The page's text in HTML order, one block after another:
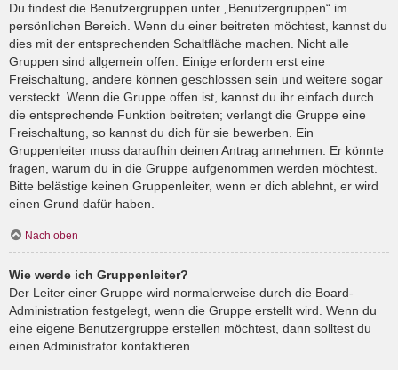
Du findest die Benutzergruppen unter „Benutzergruppen“ im
persönlichen Bereich. Wenn du einer beitreten möchtest, kannst du
dies mit der entsprechenden Schaltfläche machen. Nicht alle
Gruppen sind allgemein offen. Einige erfordern erst eine
Freischaltung, andere können geschlossen sein und weitere sogar
versteckt. Wenn die Gruppe offen ist, kannst du ihr einfach durch
die entsprechende Funktion beitreten; verlangt die Gruppe eine
Freischaltung, so kannst du dich für sie bewerben. Ein
Gruppenleiter muss daraufhin deinen Antrag annehmen. Er könnte
fragen, warum du in die Gruppe aufgenommen werden möchtest.
Bitte belästige keinen Gruppenleiter, wenn er dich ablehnt, er wird
einen Grund dafür haben.
Nach oben
Wie werde ich Gruppenleiter?
Der Leiter einer Gruppe wird normalerweise durch die Board-
Administration festgelegt, wenn die Gruppe erstellt wird. Wenn du
eine eigene Benutzergruppe erstellen möchtest, dann solltest du
einen Administrator kontaktieren.